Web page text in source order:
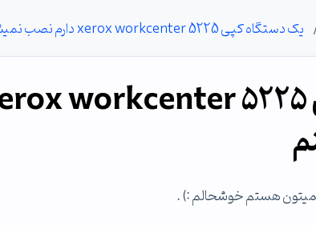
یک دستگاه کپی xerox workcenter 5225 دارم نصب نمیشه چیکار کنم
هستم خوشحالم :) .